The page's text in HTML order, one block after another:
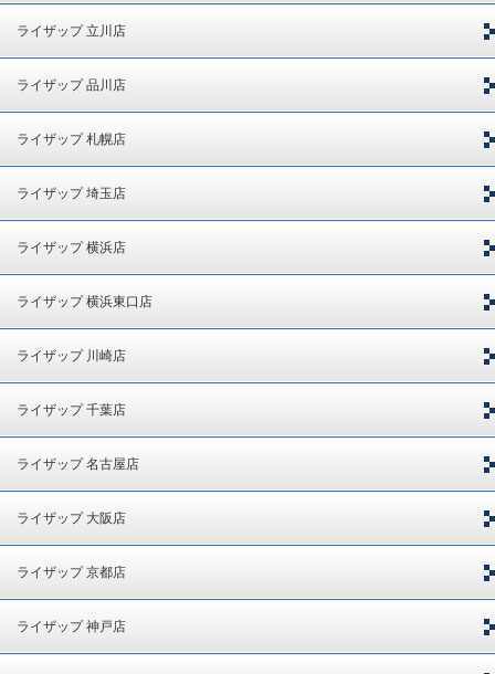
ライザップ 立川店
ライザップ 品川店
ライザップ 札幌店
ライザップ 埼玉店
ライザップ 横浜店
ライザップ 横浜東口店
ライザップ 川崎店
ライザップ 千葉店
ライザップ 名古屋店
ライザップ 大阪店
ライザップ 京都店
ライザップ 神戸店